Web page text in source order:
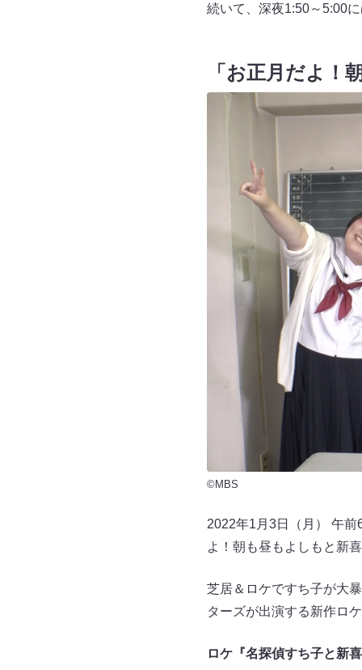
続いて、深夜1:50～5:00
「お正月だよ！
©MBS
2022年1月3日（月） 午
よ！朝も昼もよしもと新
芝居＆ロケですち子が大
ターズが出演する新作ロ
ロケ『名探偵すち子と新